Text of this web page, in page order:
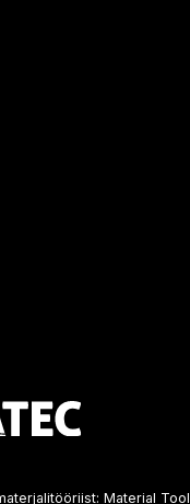
Material Tool